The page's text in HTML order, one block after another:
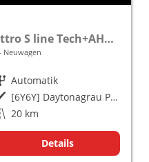
Sportback NEU TFSI quattro S line Tech+AHK+Alu19+LEDplus+KlimaPlus+ExtSchwarz
Neuwagen
Getriebe Automatik
Außenfarbe
[6Y6Y] Daytonagrau Perleffekt
Kilometerstand 20 km
Details